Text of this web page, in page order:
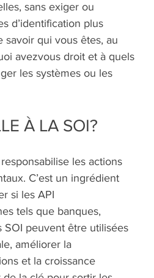
sans exiger ou
d’identification plus
savoir qui vous êtes, au
avezvous droit et à quels
les systèmes ou les
À LA SOI?
les actions
C’est un ingrédient
si les API
tels que banques,
SOI peuvent être utilisées
améliorer la
et la croissance